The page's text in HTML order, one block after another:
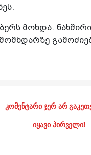
მოხდა.
კომენტარი ჯერ არ
იყავი პირველი!